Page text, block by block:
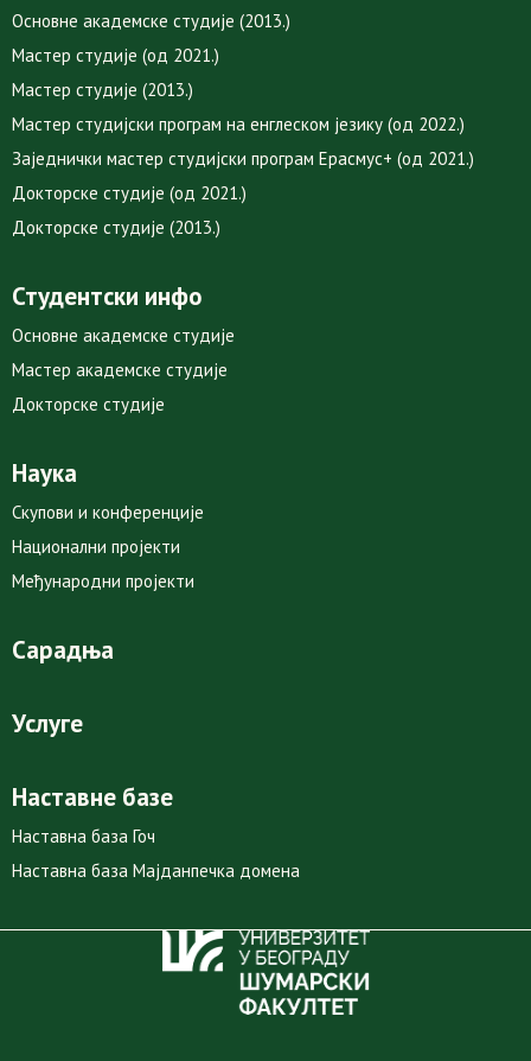
Основне академске студије (2013.)
Мастер студије (од 2021.)
Мастер студије (2013.)
Мастер студијски програм на енглеском језику (од 2022.)
Заједнички мастер студијски програм Ерасмус+ (од 2021.)
Докторске студије (од 2021.)
Докторске студије (2013.)
Студентски инфо
Основне академске студије
Мастер академске студије
Докторске студије
Наука
Скупови и конференције
Национални пројекти
Међународни пројекти
Сарадња
Услуге
Наставне базе
Наставна база Гоч
Наставна база Мајданпечка домена